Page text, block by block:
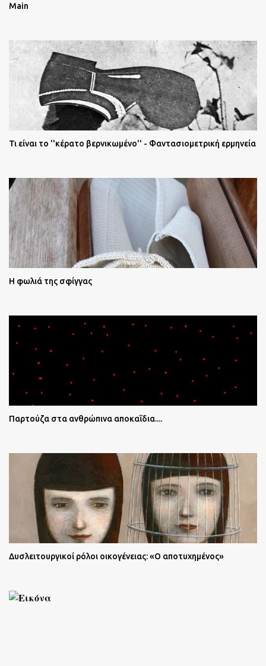
Main
Τι είναι το ''κέρατο βερνικωμένο'' - Φαντασιομετρική ερμηνεία
Η φωλιά της σφίγγας
Παρτούζα στα ανθρώπινα αποκαΐδια....
Δυσλειτουργικοί ρόλοι οικογένειας: «Ο αποτυχημένος»